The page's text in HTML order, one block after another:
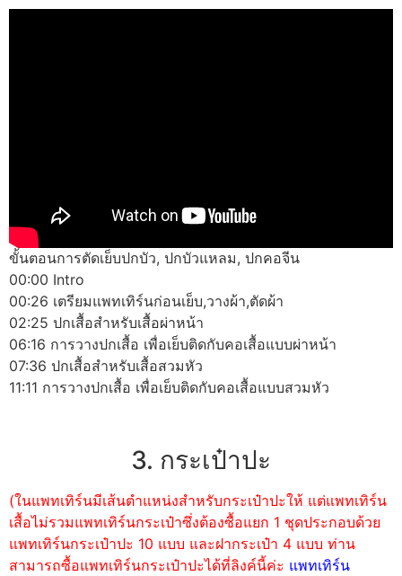
ขั้นตอนการตัดเย็บปกบัว, ปกบัวแหลม, ปกคอจีน
00:00 Intro
00:26 เตรียมแพทเทิร์นก่อนเย็บ,วางผ้า,ตัดผ้า
02:25 ปกเสื้อสำหรับเสื้อผ่าหน้า
06:16 การวางปกเสื้อ เพื่อเย็บติดกับคอเสื้อแบบผ่าหน้า
07:36 ปกเสื้อสำหรับเสื้อสวมหัว
11:11 การวางปกเสื้อ เพื่อเย็บติดกับคอเสื้อแบบสวมหัว
3. กระเป๋าปะ
(ในแพทเทิร์นมีเส้นตำแหน่งสำหรับกระเป๋าปะให้ แต่แพทเทิร์น
เสื้อไม่รวมแพทเทิร์นกระเป๋าซึ่งต้องซื้อแยก 1 ชุดประกอบด้วย
แพทเทิร์นกระเป๋าปะ 10 แบบ และฝากระเป๋า 4 แบบ ท่าน
สามารถซื้อแพทเทิร์นกระเป๋าปะได้ที่ลิงค์นี้ค่ะ แพทเทิร์น